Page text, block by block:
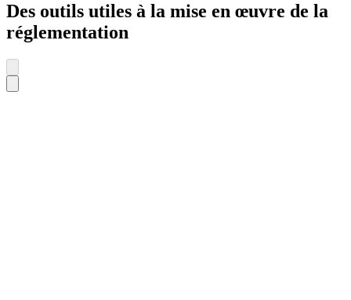
Des outils utiles à la mise en œuvre de la
réglementation